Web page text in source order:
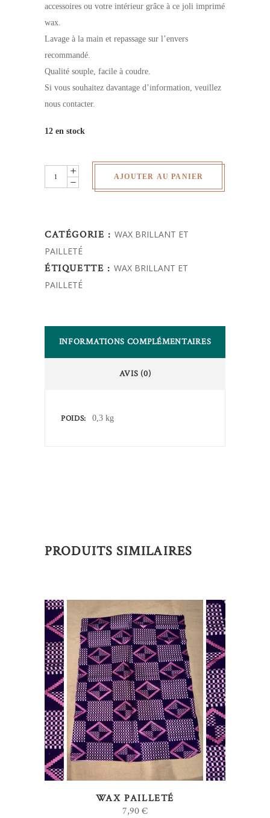
accessoires ou votre intérieur grâce à ce joli imprimé
wax.
Lavage à la main et repassage sur l’envers
recommandé.
Qualité souple, facile à coudre.
Si vous souhaitez davantage d’information, veuillez
nous contacter.
12 en stock
wax
pailleté
AJOUTER AU PANIER
CATÉGORIE :WAX BRILLANT ET
PAILLETÉ
ÉTIQUETTE :WAX BRILLANT ET
PAILLETÉ
INFORMATIONS COMPLÉMENTAIRES
AVIS (0)
POIDS 0,3 kg
PRODUITS SIMILAIRES
AJOUTER AU PANIER
WAX PAILLETÉ
7,90€